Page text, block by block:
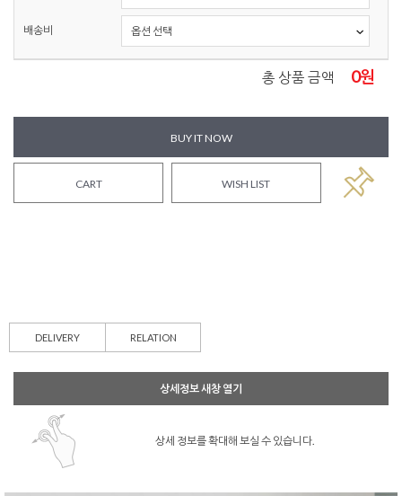
배송비
총 상품 금액 0원
BUY IT NOW
CART WISH LIST
DELIVERY RELATION
상세정보 새창 열기
상세 정보를 확대해 보실 수 있습니다.